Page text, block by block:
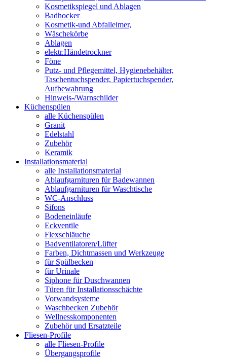
Kosmetikspiegel und Ablagen
Badhocker
Kosmetik-und Abfalleimer,
Wäschekörbe
Ablagen
elektr.Händetrockner
Föne
Putz- und Pflegemittel, Hygienebehälter,
Taschentuchspender, Papiertuchspender,
Aufbewahrung
Hinweis-/Warnschilder
Küchenspülen
alle Küchenspülen
Granit
Edelstahl
Zubehör
Keramik
Installationsmaterial
alle Installationsmaterial
Ablaufgarnituren für Badewannen
Ablaufgarnituren für Waschtische
WC-Anschluss
Sifons
Bodeneinläufe
Eckventile
Flexschläuche
Badventilatoren/Lüfter
Farben, Dichtmassen und Werkzeuge
für Spülbecken
für Urinale
Siphone für Duschwannen
Türen für Installationsschächte
Vorwandsysteme
Waschbecken Zubehör
Wellnesskomponenten
Zubehör und Ersatzteile
Fliesen-Profile
alle Fliesen-Profile
Übergangsprofile